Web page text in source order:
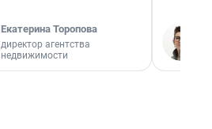
Екатерина Торопова
директор агентства
недвижимости